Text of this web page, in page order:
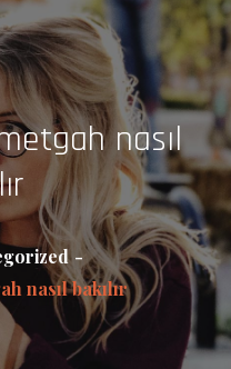
nasıl
nasıl bakılır